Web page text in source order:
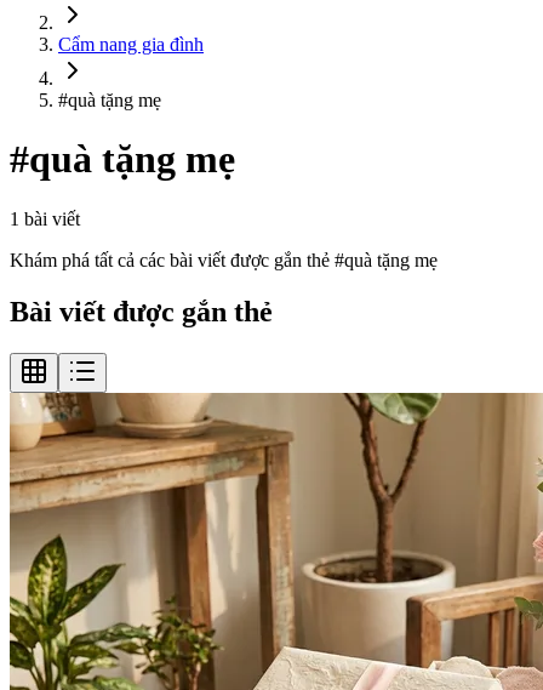
Cẩm nang gia đình
#quà tặng mẹ
#quà tặng mẹ
1 bài viết
Khám phá tất cả các bài viết được gắn thẻ #quà tặng mẹ
Bài viết được gắn thẻ